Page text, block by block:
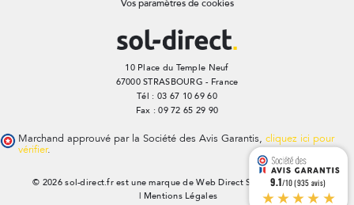
Vos paramètres de cookies
10 Place du Temple Neuf
67000 STRASBOURG - France
Tél : 03 67 10 69 60
Fax : 09 72 65 29 90
Marchand approuvé par la Société des Avis Garantis, cliquez ici pour
vérifier.
© 2026 sol-direct.fr est une marque de Web Direct SAS |Plan du site
Mentions Légales
9.1/10 (935 avis)
★★★★★